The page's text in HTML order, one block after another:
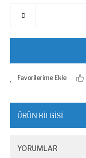
ÜRÜN BİLGİSİ
YORUMLAR